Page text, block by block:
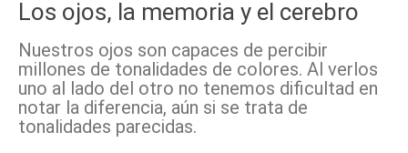
Los ojos, la memoria y el cerebro
Nuestros ojos son capaces de percibir
millones de tonalidades de colores. Al verlos
uno al lado del otro no tenemos dificultad en
notar la diferencia, aún si se trata de
tonalidades parecidas.